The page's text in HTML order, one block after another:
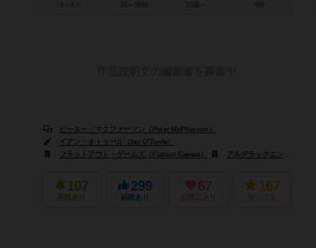
ピーター・マクファーソン（Peter McPherson）
イアン・オトゥール（Ian O'Toole）
フラットアウト・ゲームズ（Flatout Games）
アルデラックエンターテイメントグループ（Alderac Entertainment Group）
107
興味あり
299
経験あり
67
お気に入り
167
持ってる